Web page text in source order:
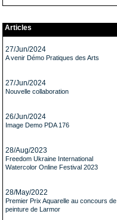
Articles
27/Jun/2024
A venir Démo Pratiques des Arts
27/Jun/2024
Nouvelle collaboration
26/Jun/2024
Image Demo PDA 176
28/Aug/2023
Freedom Ukraine International
Watercolor Online Festival 2023
28/May/2022
Premier Prix Aquarelle au concours de
peinture de Larmor